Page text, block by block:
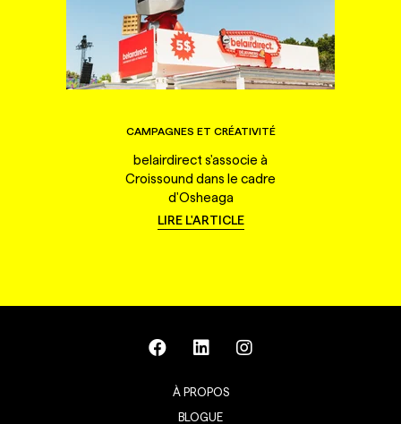
CAMPAGNES ET CRÉATIVITÉ
belairdirect s'associe à
Croissound dans le cadre
d'Osheaga
LIRE L'ARTICLE
À PROPOS
BLOGUE